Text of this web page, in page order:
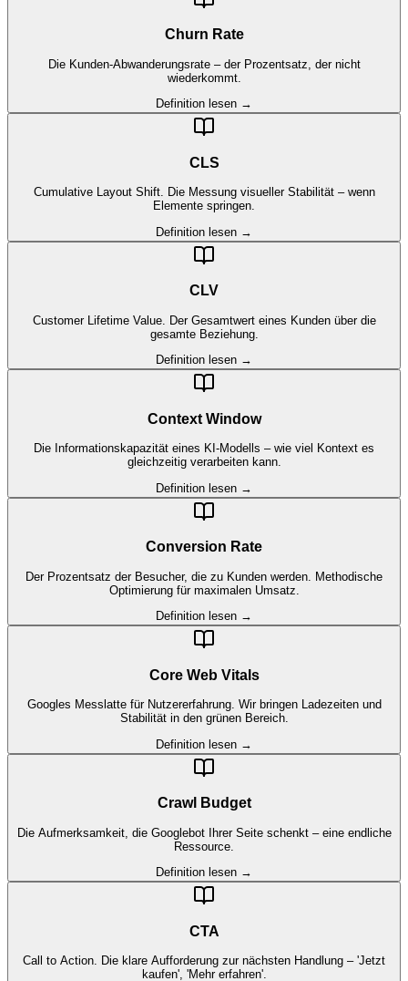
Churn Rate
Die Kunden-Abwanderungsrate – der Prozentsatz, der nicht
wiederkommt.
Definition lesen →
CLS
Cumulative Layout Shift. Die Messung visueller Stabilität – wenn
Elemente springen.
Definition lesen →
CLV
Customer Lifetime Value. Der Gesamtwert eines Kunden über die
gesamte Beziehung.
Definition lesen →
Context Window
Die Informationskapazität eines KI-Modells – wie viel Kontext es
gleichzeitig verarbeiten kann.
Definition lesen →
Conversion Rate
Der Prozentsatz der Besucher, die zu Kunden werden. Methodische
Optimierung für maximalen Umsatz.
Definition lesen →
Core Web Vitals
Googles Messlatte für Nutzererfahrung. Wir bringen Ladezeiten und
Stabilität in den grünen Bereich.
Definition lesen →
Crawl Budget
Die Aufmerksamkeit, die Googlebot Ihrer Seite schenkt – eine endliche
Ressource.
Definition lesen →
CTA
Call to Action. Die klare Aufforderung zur nächsten Handlung – 'Jetzt
kaufen', 'Mehr erfahren'.